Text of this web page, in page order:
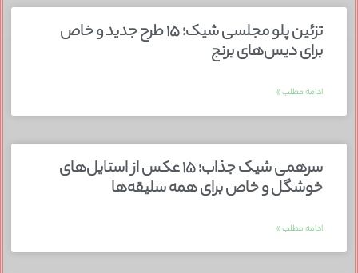
تزئین پلو مجلسی شیک؛ ۱۵ طرح جدید و خاص
برای دیس‌های برنج
ادامه مطلب »
سرهمی شیک جذاب؛ ۱۵ عکس از استایل‌های
خوشگل و خاص برای همه سلیقه‌ها
ادامه مطلب »